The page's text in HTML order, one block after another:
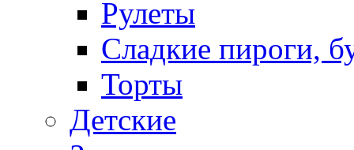
Рулеты
Сладкие пироги,
Торты
Детские